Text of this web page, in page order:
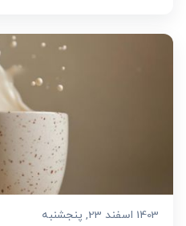
1403 اسفند 23, پنجشنبه